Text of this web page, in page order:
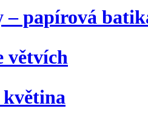
– papírová
větvích